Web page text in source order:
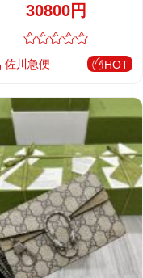
30800円
佐川急便 HOT